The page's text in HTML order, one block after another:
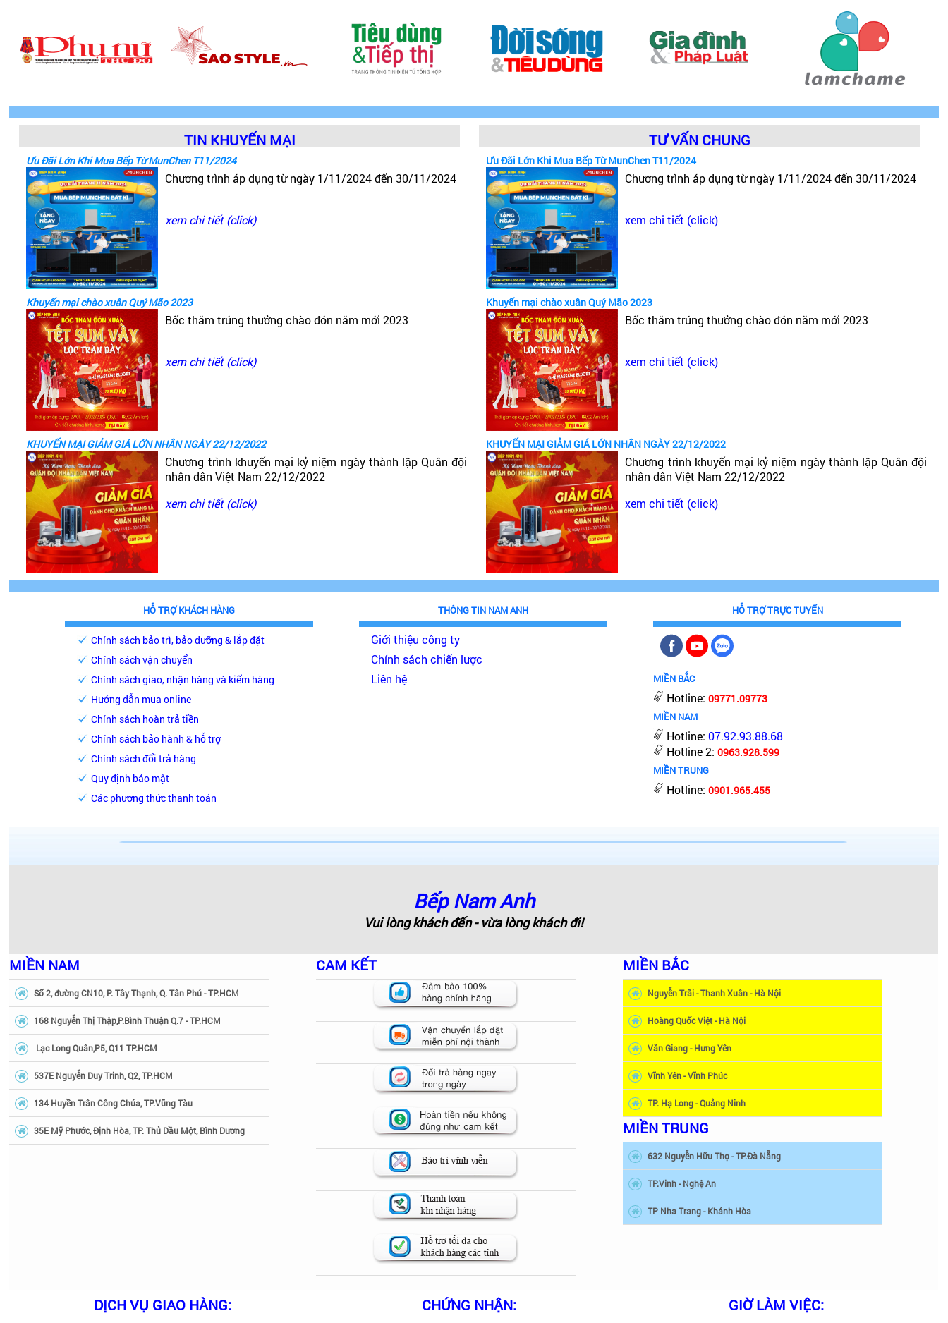
TIN KHUYẾN MẠI
Ưu Đãi Lớn Khi Mua Bếp Từ MunChen T11/2024
Chương trình áp dụng từ ngày 1/11/2024 đến 30/11/2024
xem chi tiết (click)
Khuyến mại chào xuân Quý Mão 2023
Bốc thăm trúng thưởng chào đón năm mới 2023
xem chi tiết (click)
KHUYẾN MẠI GIẢM GIÁ LỚN NHÂN NGÀY 22/12/2022
Chương trình khuyến mại kỷ niệm ngày thành lập Quân đội
nhân dân Việt Nam 22/12/2022
xem chi tiết (click)
TƯ VẤN CHUNG
Ưu Đãi Lớn Khi Mua Bếp Từ MunChen T11/2024
Chương trình áp dụng từ ngày 1/11/2024 đến 30/11/2024
xem chi tiết (click)
Khuyến mại chào xuân Quý Mão 2023
Bốc thăm trúng thưởng chào đón năm mới 2023
xem chi tiết (click)
KHUYẾN MẠI GIẢM GIÁ LỚN NHÂN NGÀY 22/12/2022
Chương trình khuyến mại kỷ niệm ngày thành lập Quân đội
nhân dân Việt Nam 22/12/2022
xem chi tiết (click)
HỖ TRỢ KHÁCH HÀNG
Chính sách bảo trì, bảo dưỡng & lắp đặt
Chính sách vận chuyển
Chính sách giao, nhận hàng và kiểm hàng
Hướng dẫn mua online
Chính sách hoàn trả tiền
Chính sách bảo hành & hỗ trợ
Chính sách đổi trả hàng
Quy định bảo mật
Các phương thức thanh toán
THÔNG TIN NAM ANH
Giới thiệu công ty
Chính sách chiến lược
Liên hệ
HỖ TRỢ TRỰC TUYẾN
MIỀN BẮC
Hotline:09771.09773
MIỀN NAM
Hotline:07.92.93.88.68
Hotline 2:0963.928.599
MIỀN TRUNG
Hotline:0901.965.455
Bếp Nam Anh
Vui lòng khách đến - vừa lòng khách đi!
MIỀN NAM
Số 2, đường CN10, P. Tây Thạnh, Q. Tân Phú - TP.HCM
168 Nguyễn Thị Thập,P.Bình Thuận Q.7 - TP.HCM
Lạc Long Quân,P5, Q11 TP.HCM
537E Nguyễn Duy Trinh, Q2, TP.HCM
134 Huyền Trân Công Chúa, TP.Vũng Tàu
35E Mỹ Phước, Định Hòa, TP. Thủ Dầu Một, Bình Dương
CAM KẾT MIỀN BẮC
Nguyễn Trãi - Thanh Xuân - Hà Nội
Hoàng Quốc Việt - Hà Nội
Văn Giang - Hưng Yên
Vĩnh Yên - Vĩnh Phúc
TP. Hạ Long - Quảng Ninh
MIỀN TRUNG
632 Nguyễn Hữu Thọ - TP.Đà Nẵng
TP.Vinh - Nghệ An
TP Nha Trang - Khánh Hòa
DỊCH VỤ GIAO HÀNG: CHỨNG NHẬN: GIỜ LÀM VIỆC: